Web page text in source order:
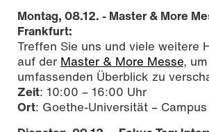
Montag, 08.12. - Master & More
Frankfurt:
Treffen Sie uns und viele weitere
auf der Master & More Messe,
umfassenden Überblick zu
Zeit: 10:00 – 16:00 Uhr
Ort: Goethe-Universität –